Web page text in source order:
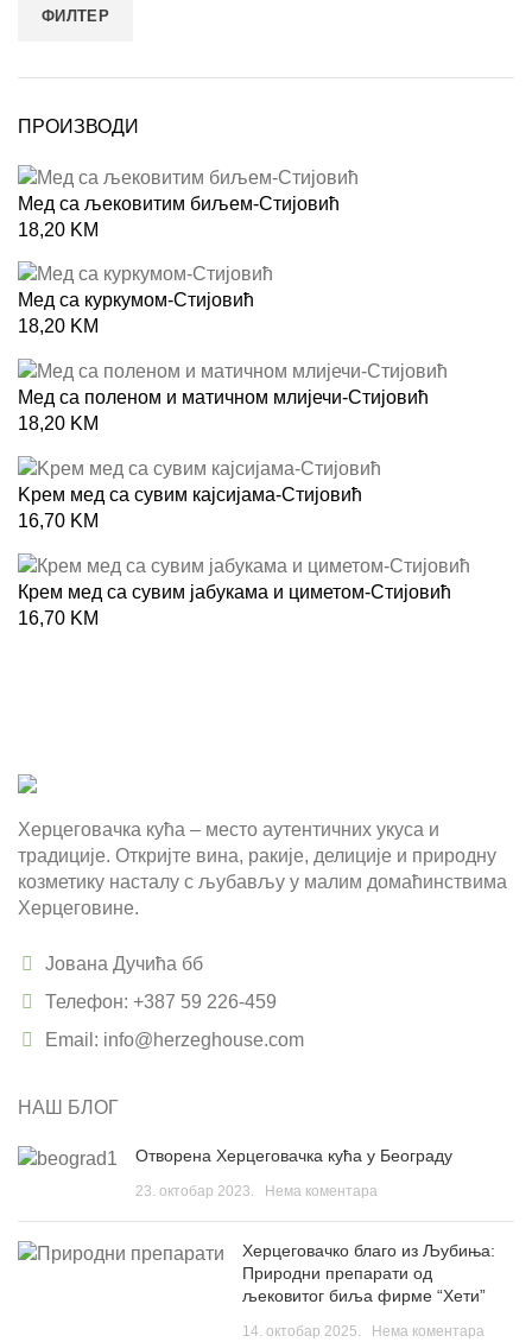
ФИЛТЕР
ПРОИЗВОДИ
Мед са љековитим биљем-Стијовић
18,20 KM
Meд са куркумом-Стијовић
18,20 KM
Мед са поленом и матичном млијечи-Стијовић
18,20 KM
Kрем мед са сувим кајсијама-Стијовић
16,70 KM
Крем мед са сувим јабукама и циметом-Стијовић
16,70 KM
Херцеговачка кућа – место аутентичних укуса и
традиције. Откријте вина, ракије, делиције и природну
козметику насталу с љубављу у малим домаћинствима
Херцеговине.
Јована Дучића бб
Телефон: +387 59 226-459
Email: info@herzeghouse.com
НАШ БЛОГ
Отворена Херцеговачка кућа у Београду
23. октобар 2023. Нема коментара
Херцеговачко благо из Љубиња:
Природни препарати од
љековитог биља фирме “Хети”
14. октобар 2025. Нема коментара